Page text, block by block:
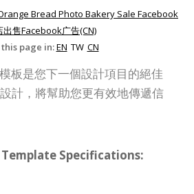
Bread Photo Bakery Sale Facebook
售Facebook广告(CN)
page in:EN TW CN
板是您下一個設計項目的絕佳
計，將幫助您更有效地傳遞信
Template Specifications: